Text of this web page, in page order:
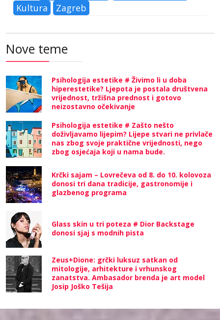
Kultura
Zagreb
Nove teme
Psihologija estetike # Živimo li u doba
hiperestetike? Ljepota je postala društvena
vrijednost, tržišna prednost i gotovo
neizostavno očekivanje
Psihologija estetike # Zašto nešto
doživljavamo lijepim? Lijepe stvari ne privlače
nas zbog svoje praktične vrijednosti, nego
zbog osjećaja koji u nama bude.
Krčki sajam – Lovrečeva od 8. do 10. kolovoza
donosi tri dana tradicije, gastronomije i
glazbenog programa
Glass skin u tri poteza # Dior Backstage
donosi sjaj s modnih pista
Zeus+Dione: grčki luksuz satkan od
mitologije, arhitekture i vrhunskog
zanatstva. Ambasador brenda je art model
Josip Joško Tešija